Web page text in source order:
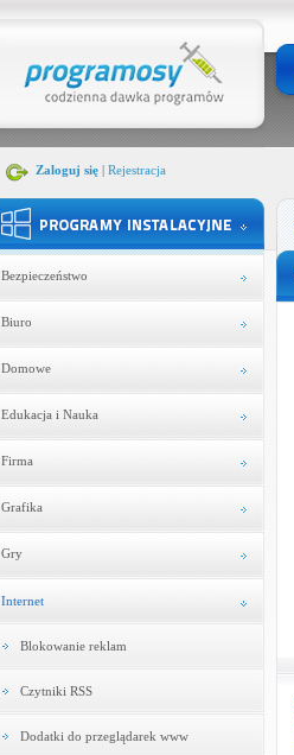
Zaloguj się| Rejestracja
Bezpieczeństwo
Biuro
Domowe
Edukacja i Nauka
Firma
Grafika
Gry
Internet
Blokowanie reklam
Czytniki RSS
Dodatki do przeglądarek www